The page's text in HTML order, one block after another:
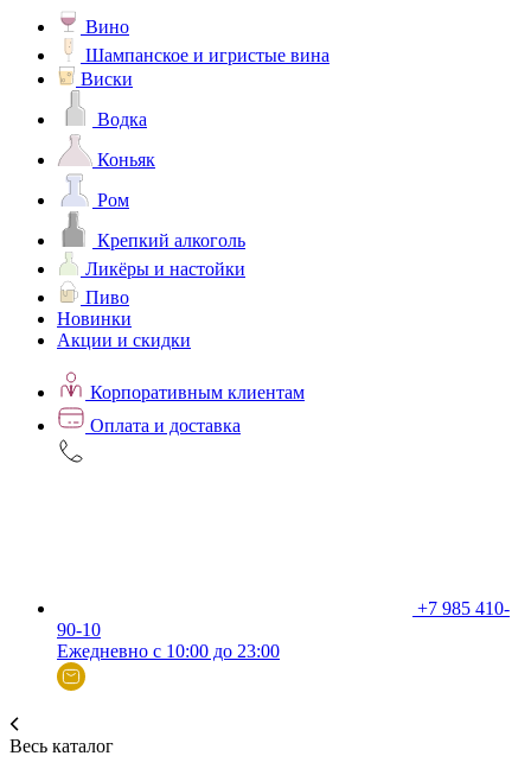
Вино
Шампанское и игристые вина
Виски
Водка
Коньяк
Ром
Крепкий алкоголь
Ликёры и настойки
Пиво
Новинки
Акции и скидки
Корпоративным клиентам
Оплата и доставка
+7 985 410-
90-10
Ежедневно с 10:00 до 23:00
Весь каталог